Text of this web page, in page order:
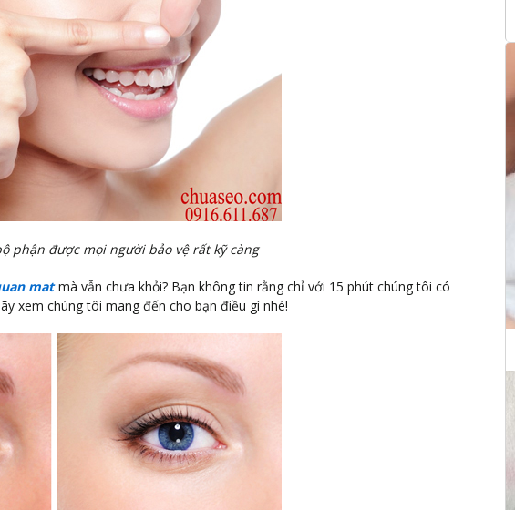
phận được mọi người bảo vệ rất kỹ càng
matmà vẫn chưa khỏi? Bạn không tin rằng chỉ với 15 phút chúng tôi có
xem chúng tôi mang đến cho bạn điều gì nhé!